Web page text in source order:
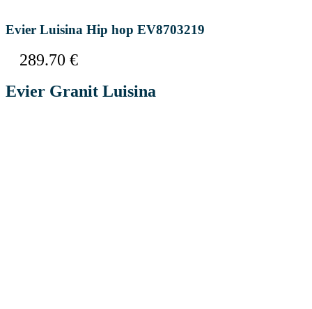
Evier Luisina Hip hop EV8703219
289.70 €
Evier Granit Luisina